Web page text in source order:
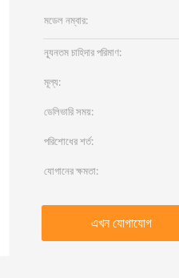
মডেল নম্বার:
ন্যূনতম চাহিদার পরিমাণ:
মূল্য:
ডেলিভারি সময়:
পরিশোধের শর্ত:
যোগানের ক্ষমতা:
এখন যোগাযোগ